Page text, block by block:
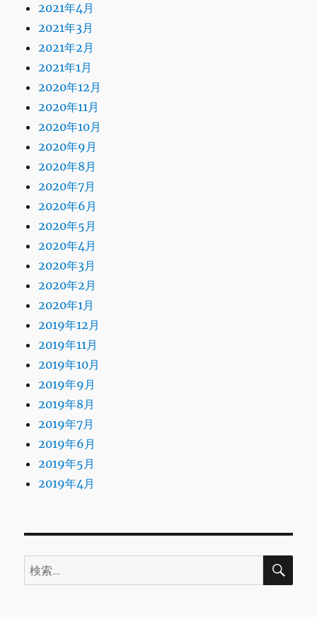
2021年4月
2021年3月
2021年2月
2021年1月
2020年12月
2020年11月
2020年10月
2020年9月
2020年8月
2020年7月
2020年6月
2020年5月
2020年4月
2020年3月
2020年2月
2020年1月
2019年12月
2019年11月
2019年10月
2019年9月
2019年8月
2019年7月
2019年6月
2019年5月
2019年4月
検
索:
検